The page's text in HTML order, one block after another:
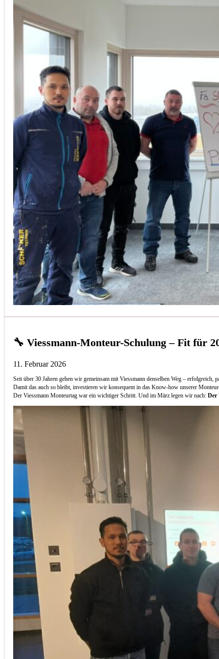
🔧 Viessmann-Monteur-Schulung – Fit für
11. Februar 2026
Seit über 30 Jahren gehen wir gemeinsam mit Viessmann denselben Weg – erfolgreich,
Damit das auch so bleibt, investieren wir konsequent in das Know-how unserer
Der Viessmann Monteurtag war ein wichtiger Schritt. Und im März legen wir nach:Der
Installation von Klimaanlagen
SERVICE
Wir legen großen Wert auf Qualität und
Kundenzufriedenheit. Bei der Installation von
Klimaanlagen verwenden wir nur hochwertige
Produkte führender Hersteller und gewährleisten,
dass jede Installation nicht nur effizient, sondern
auch energieeinsparend ist.